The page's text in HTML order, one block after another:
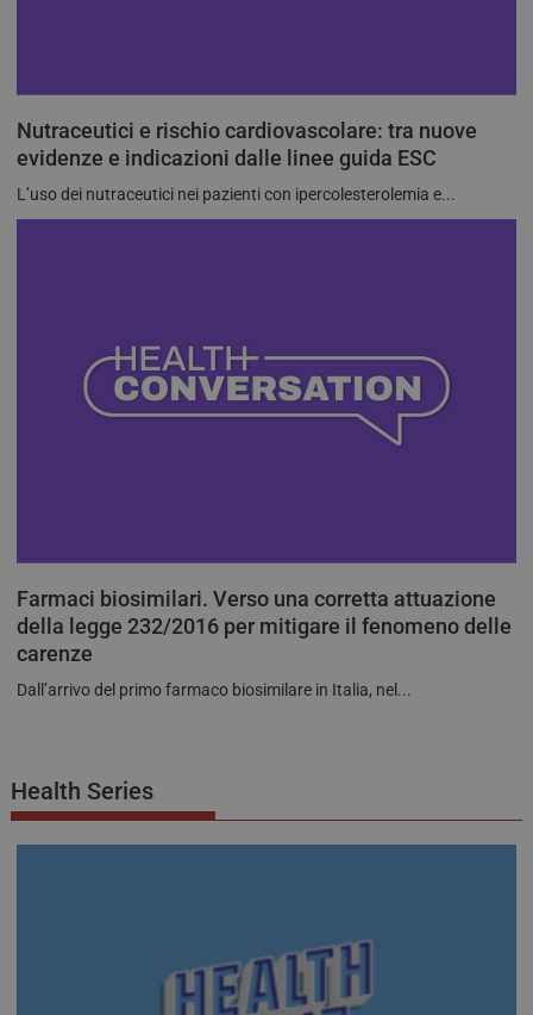
Nutraceutici e rischio cardiovascolare: tra nuove
evidenze e indicazioni dalle linee guida ESC
L’uso dei nutraceutici nei pazienti con ipercolesterolemia e...
Farmaci biosimilari. Verso una corretta attuazione
della legge 232/2016 per mitigare il fenomeno delle
carenze
Dall’arrivo del primo farmaco biosimilare in Italia, nel...
Health Series